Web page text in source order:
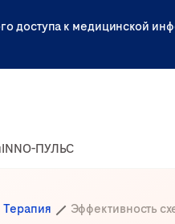
доступа к медицинской
INNO-ПУЛЬС
Терапия Эффективность